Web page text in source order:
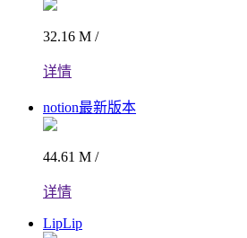
32.16 M /
详情
notion最新版本
44.61 M /
详情
LipLip